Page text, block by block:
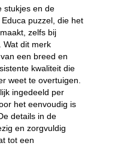
stukjes en de
puzzel, die het
zelfs bij
Wat dit merk
een breed en
kwaliteit die
weet te overtuigen.
ingedeeld per
het eenvoudig is
details in de
en zorgvuldig
tot een